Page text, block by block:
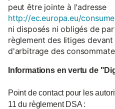
peut être jointe à l'adresse
http://ec.europa.eu/
ni disposés ni obligés de
règlement des litiges
d'arbitrage des
Informations en vertu de
Point de contact pour les
11 du règlement DSA :